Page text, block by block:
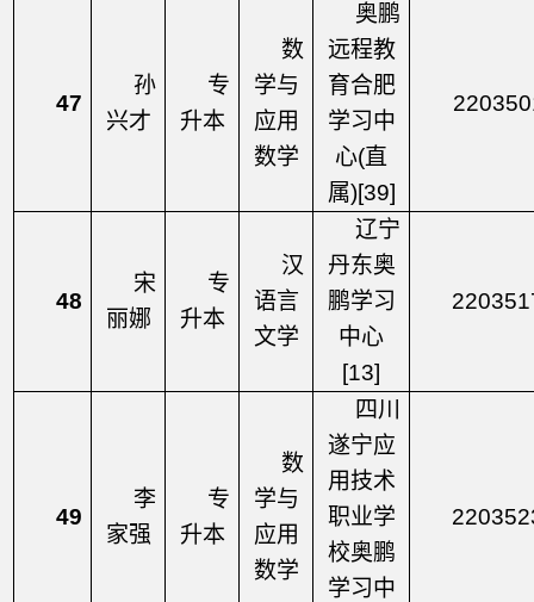
47
孙
兴才
专
升本
数
学与
应用
数学
奥鹏
远程教
育合肥
学习中
心(直
属)[39]
48
宋
丽娜
专
升本
汉
语言
文学
辽宁
丹东奥
鹏学习
中心
[13]
49
李
家强
专
升本
数
学与
应用
数学
四川
遂宁应
用技术
职业学
校奥鹏
学习中